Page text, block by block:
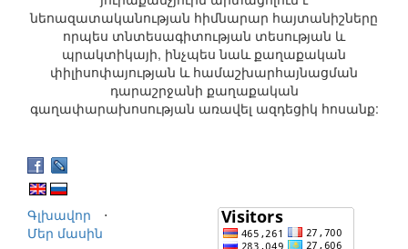
նեոազատականության հիմնարար հայտանիշները
որպես տնտեսագիտության տեսության և
պրակտիկայի, ինչպես նաև քաղաքական
փիլիսոփայության և համաշխարհայնացման
դարաշրջանի քաղաքական
գաղափարախոսության առավել ազդեցիկ հոսանք:
Գլխավոր
⋅
Մեր մասին